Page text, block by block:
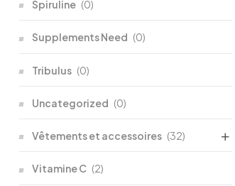
Spiruline (0)
Supplements Need (0)
Tribulus (0)
Uncategorized (0)
Vêtements et accessoires (32)
Vitamine C (2)